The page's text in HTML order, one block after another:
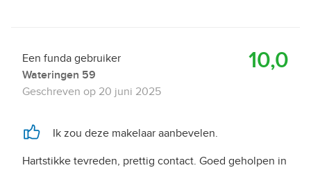
Een funda gebruiker
Wateringen 59
Geschreven op 20 juni 2025
10,0
Ik zou deze makelaar aanbevelen.
Hartstikke tevreden, prettig contact. Goed geholpen in